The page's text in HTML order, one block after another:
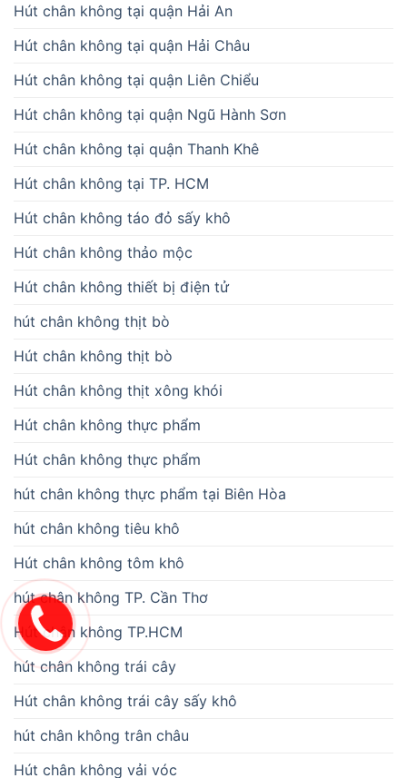
Hút chân không tại quận Hải An
Hút chân không tại quận Hải Châu
Hút chân không tại quận Liên Chiểu
Hút chân không tại quận Ngũ Hành Sơn
Hút chân không tại quận Thanh Khê
Hút chân không tại TP. HCM
Hút chân không táo đỏ sấy khô
Hút chân không thảo mộc
Hút chân không thiết bị điện tử
hút chân không thịt bò
Hút chân không thịt bò
Hút chân không thịt xông khói
Hút chân không thực phẩm
Hút chân không thực phẩm
hút chân không thực phẩm tại Biên Hòa
hút chân không tiêu khô
Hút chân không tôm khô
hút chân không TP. Cần Thơ
Hút chân không TP.HCM
hút chân không trái cây
Hút chân không trái cây sấy khô
hút chân không trân châu
Hút chân không vải vóc